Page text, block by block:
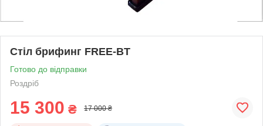
Стіл брифинг FREE-BT
Готово до відправки
Роздріб
15 300 ₴ 17 000 ₴